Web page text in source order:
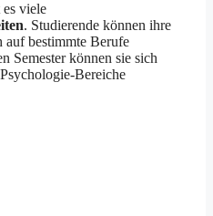
viele
. Studierende können ihre
auf bestimmte Berufe
Semester können sie sich
Bereiche